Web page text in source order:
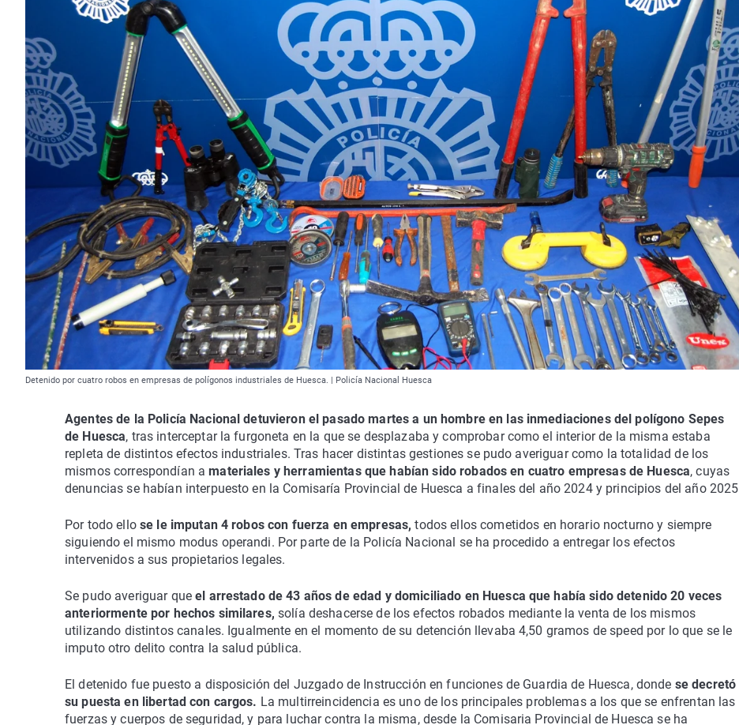
Detenido por cuatro robos en empresas de polígonos industriales de Huesca. | Policía Nacional Huesca
Agentes de la Policía Nacional detuvieron el pasado martes a un hombre en las inmediaciones del polígono Sepes
de Huesca, tras interceptar la furgoneta en la que se desplazaba y comprobar como el interior de la misma estaba
repleta de distintos efectos industriales. Tras hacer distintas gestiones se pudo averiguar como la totalidad de los
mismos correspondían amateriales y herramientas que habían sido robados en cuatro empresas de Huesca, cuyas
denuncias se habían interpuesto en la Comisaría Provincial de Huesca a finales del año 2024 y principios del año 2025
Por todo ellose le imputan 4 robos con fuerza en empresas, todos ellos cometidos en horario nocturno y siempre
siguiendo el mismo modus operandi. Por parte de la Policía Nacional se ha procedido a entregar los efectos
intervenidos a sus propietarios legales.
Se pudo averiguar queel arrestado de 43 años de edad y domiciliado en Huesca que había sido detenido 20 veces
anteriormente por hechos similares,solía deshacerse de los efectos robados mediante la venta de los mismos
utilizando distintos canales. Igualmente en el momento de su detención llevaba 4,50 gramos de speed por lo que se le
imputo otro delito contra la salud pública.
El detenido fue puesto a disposición del Juzgado de Instrucción en funciones de Guardia de Huesca, donde se decretó
su puesta en libertad con cargos. La multirreincidencia es uno de los principales problemas a los que se enfrentan las
fuerzas y cuerpos de seguridad, y para luchar contra la misma, desde la Comisaria Provincial de Huesca se ha